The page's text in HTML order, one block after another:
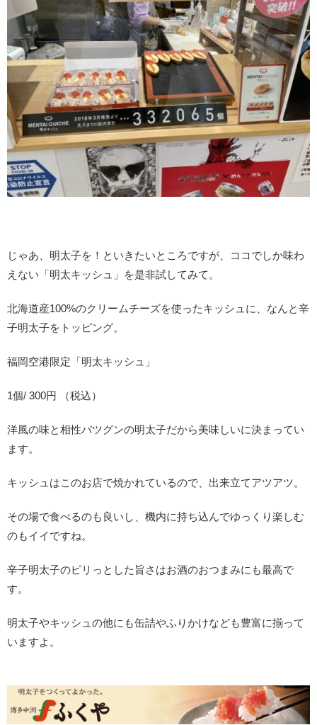
じゃあ、明太子を！といきたいところですが、ココでしか味わ
えない「明太キッシュ」を是非試してみて。
北海道産100%のクリームチーズを使ったキッシュに、なんと辛
子明太子をトッピング。
福岡空港限定「明太キッシュ」
1個/ 300円 （税込）
洋風の味と相性バツグンの明太子だから美味しいに決まってい
ます。
キッシュはこのお店で焼かれているので、出来立てアツアツ。
その場で食べるのも良いし、機内に持ち込んでゆっくり楽しむ
のもイイですね。
辛子明太子のピリっとした旨さはお酒のおつまみにも最高で
す。
明太子やキッシュの他にも缶詰やふりかけなども豊富に揃って
いますよ。